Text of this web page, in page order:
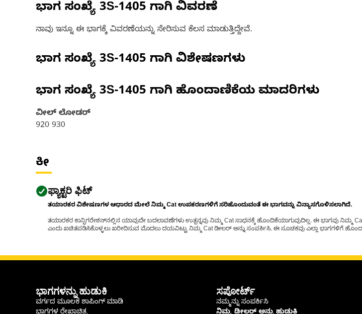
ಭಾಗ ಸಂಖ್ಯೆ 3S-1405 ಗಾಗಿ ವಿವರಣೆ
ನಾವು ಇನ್ನೂ ಈ ಭಾಗಕ್ಕೆ ವಿವರಣೆಯನ್ನು ಸೇರಿಸುವ ಕೆಲಸ ಮಾಡುತ್ತಿದ್ದೇವೆ.
ಭಾಗ ಸಂಖ್ಯೆ 3S-1405 ಗಾಗಿ ವಿಶೇಷಣಗಳು
ಭಾಗ ಸಂಖ್ಯೆ 3S-1405 ಗಾಗಿ ಹೊಂದಾಣಿಕೆಯ ಮಾದರಿಗಳು
ವೀಲ್ ಲೋಡರ್
920 930
ಕೀ
ಫ್ಯಾಕ್ಟರಿ ಫಿಟ್
ತಯಾರಕರ ವಿಶೇಷಣಗಳ ಆಧಾರದ ಮೇಲೆ ನಿಮ್ಮ Cat ಉಪಕರಣಗಳಿಗೆ ಸರಿಹೊಂದುವಂತೆ ಈ ಭಾಗವನ್ನು ವಿನ್ಯಾಸಗೊಳಿಸಲಾಗಿದೆ.
ತಯಾರಕರ ಕಾನ್ಫಿಗರೇಶನ್‌ನಲ್ಲಿನ ಯಾವುದೇ ಬದಲಾವಣೆಗಳು ಉತ್ಪನ್ನವು ನಿಮ್ಮ Cat ಸಾಧನಕ್ಕೆ ಹೊಂದಿಕೆಯಾಗುವುದಿಲ್ಲ. ಈ ಭಾಗವು ನಿಮ್ಮ
ಎಂದು ಖಚಿತಪಡಿಸಿಕೊಳ್ಳಲು ಖರೀದಿಸುವ ಮೊದಲು ದಯವಿಟ್ಟು ನಿಮ್ಮ Cat ಡೀಲರ್ ಅನ್ನು ಸಂಪರ್ಕಿಸಿ. ಈ ಸೂಚಕವು ಎಲ್ಲಾ ಭಾಗಗಳಿಗೆ
ಭಾಗಗಳನ್ನು ಹುಡುಕಿ
ವರ್ಗದ ಮೂಲಕ ಶಾಪಿಂಗ್ ಮಾಡಿ
ಸಪೋರ್ಟ್
ನಮ್ಮನ್ನು ಸಂಪರ್ಕಿಸಿ